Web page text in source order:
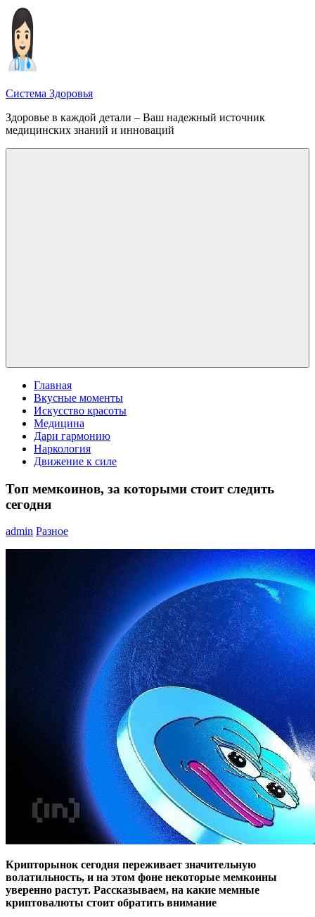
Перейти
содержимому
Система Здоровья
Здоровье в каждой детали – Ваш надежный источник
медицинских знаний и инноваций
Главная
Вкусные моменты
Искусство красоты
Медицина
Дари гармонию
Наркология
Движение к силе
Топ мемкоинов, за которыми стоит следить
сегодня
admin Разное
Крипторынок сегодня переживает значительную
волатильность, и на этом фоне некоторые мемкоины
уверенно растут. Рассказываем, на какие мемные
криптовалюты стоит обратить внимание